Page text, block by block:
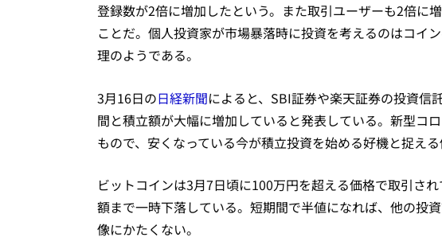
登録数が2倍に増加したという。また取引ユーザーも2倍に
ことだ。個人投資家が市場暴落時に投資を考えるのはコイ
理のようである。
3月16日の日経新聞によると、SBI証券や楽天証券の投資信
間と積立額が大幅に増加していると発表している。新型コ
もので、安くなっている今が積立投資を始める好機と捉える
ビットコインは3月7日頃に100万円を超える価格で取引さ
額まで一時下落している。短期間で半値になれば、他の投
像にかたくない。